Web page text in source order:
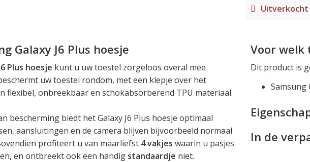
Uitverkocht
Galaxy J6 Plus hoesje
Plus hoesje kunt u uw toestel zorgeloos overal mee
uw toestel rondom, met een klepje over het
flexibel, onbreekbaar en schokabsorberend TPU materiaal.
bescherming biedt het Galaxy J6 Plus hoesje optimaal
aansluitingen en de camera blijven bijvoorbeeld normaal
profiteert u van maarliefst 4 vakjes waarin u pasjes
en ontbreekt ook een handig standaardje niet.
Voor welk
Dit product is
Samsung
In de